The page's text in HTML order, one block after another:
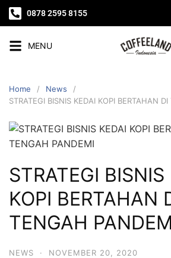
0878 2595 8155
MENU
Home
News
STRATEGI BISNIS KEDAI KOPI BERTAHAN
STRATEGI BISNIS
KOPI BERTAHAN
TENGAH
NEWS · NOVEMBER 20, 2020